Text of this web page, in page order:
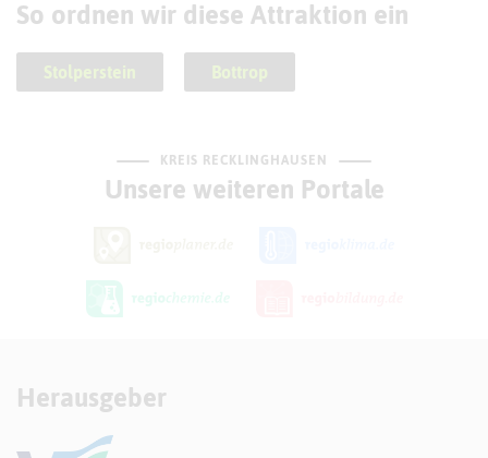
So ordnen wir diese Attraktion ein
Stolperstein Bottrop
KREIS RECKLINGHAUSEN
Unsere weiteren Portale
Herausgeber